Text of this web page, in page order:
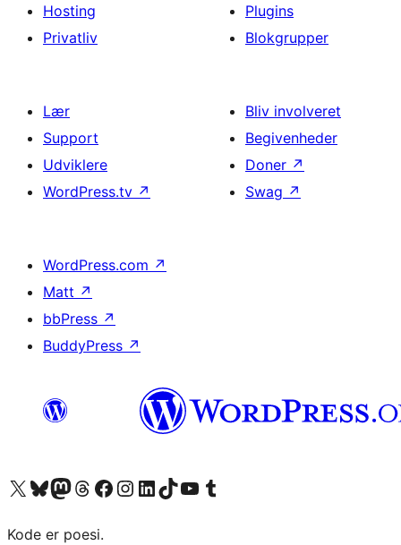
Hosting
Privatliv
Plugins
Blokgrupper
Lær
Support
Udviklere
WordPress.tv ↗
Bliv involveret
Begivenheder
Doner ↗
Swag ↗
WordPress.com ↗
Matt ↗
bbPress ↗
BuddyPress ↗
Besøg vores X (tidligere Twitter) konto
Besøg vores Bluesky-konto
Besøg vores Mastodon konto
Besøg vores Threads-konto
Besøg vores Facebook sideBesøg vores Instagram konto
Besøg vores LinkedIn konto
Besøg vores TikTok-konto
Besøg vores YouTube-kanalBesøg vores Tumblr-konto
Kode er poesi.